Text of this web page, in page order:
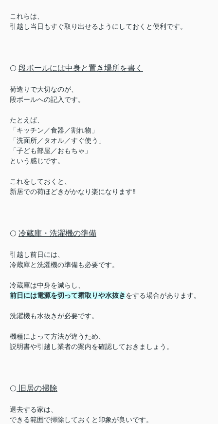
これらは、
引越し当日もすぐ取り出せるようにしておくと便利です。
⚪️ 段ボールには中身と置き場所を書く
荷造りで大切なのが、
段ボールへの記入です。
たとえば、
「キッチン／食器／割れ物」
「洗面所／タオル／すぐ使う」
「子ども部屋／おもちゃ」
という感じです。
これをしておくと、
新居での荷ほどきがかなり楽になります‼︎
⚪️ 冷蔵庫・洗濯機の準備
引越し前日には、
冷蔵庫と洗濯機の準備も必要です。
冷蔵庫は中身を減らし、
前日には電源を切って霜取りや水抜きをする場合があります。
洗濯機も水抜きが必要です。
機種によって方法が違うため、
説明書や引越し業者の案内を確認しておきましょう。
⚪️ 旧居の掃除
退去する家は、
できる範囲で掃除しておくと印象が良いです。